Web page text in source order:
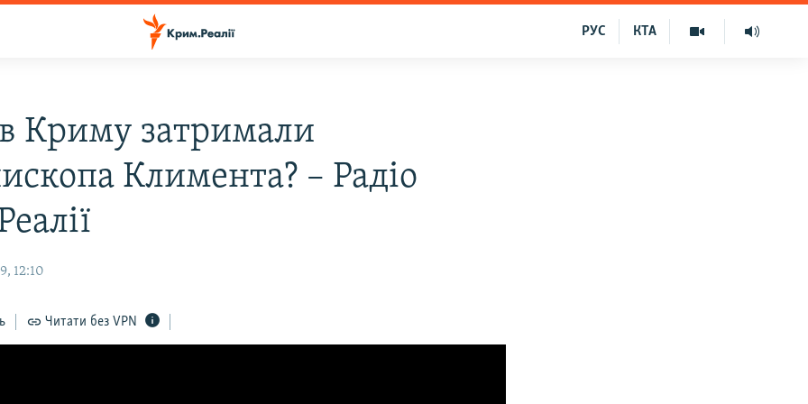
КТА
РУС
Криму затримали
Климента? – Радіо
12:10
Читати без VPN